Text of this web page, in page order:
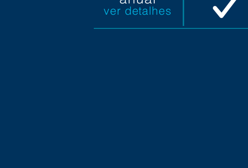
ver detalhes